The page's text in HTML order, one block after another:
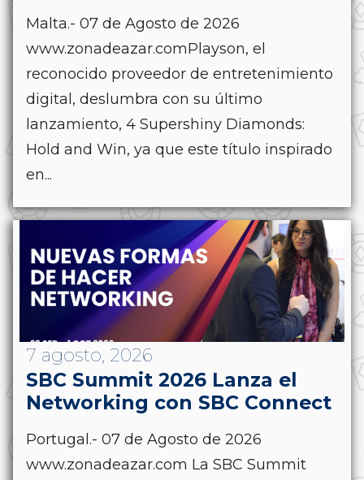
Malta.- 07 de Agosto de 2026
www.zonadeazar.comPlayson, el
reconocido proveedor de entretenimiento
digital, deslumbra con su último
lanzamiento, 4 Supershiny Diamonds:
Hold and Win, ya que este título inspirado
en...
7 agosto, 2026
SBC Summit 2026 Lanza el
Networking con SBC Connect
Portugal.- 07 de Agosto de 2026
www.zonadeazar.com La SBC Summit